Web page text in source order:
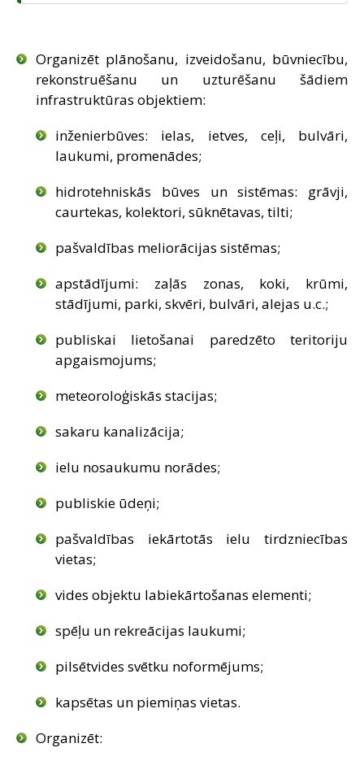
Organizēt plānošanu, izveidošanu, būvniecību,
rekonstruēšanu un uzturēšanu šādiem
infrastruktūras objektiem:
inženierbūves: ielas, ietves, ceļi, bulvāri,
laukumi, promenādes;
hidrotehniskās būves un sistēmas: grāvji,
caurtekas, kolektori, sūknētavas, tilti;
pašvaldības meliorācijas sistēmas;
apstādījumi: zaļās zonas, koki, krūmi,
stādījumi, parki, skvēri, bulvāri, alejas u.c.;
publiskai lietošanai paredzēto teritoriju
apgaismojums;
meteoroloģiskās stacijas;
sakaru kanalizācija;
ielu nosaukumu norādes;
publiskie ūdeņi;
pašvaldības iekārtotās ielu tirdzniecības
vietas;
vides objektu labiekārtošanas elementi;
spēļu un rekreācijas laukumi;
pilsētvides svētku noformējums;
kapsētas un piemiņas vietas.
Organizēt: